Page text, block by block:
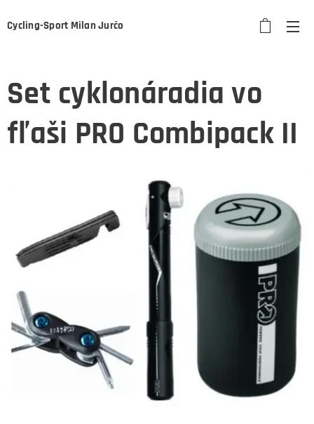
Cycling-Sport Milan Jurčo
Set cyklonáradia vo
fľaši PRO Combipack II